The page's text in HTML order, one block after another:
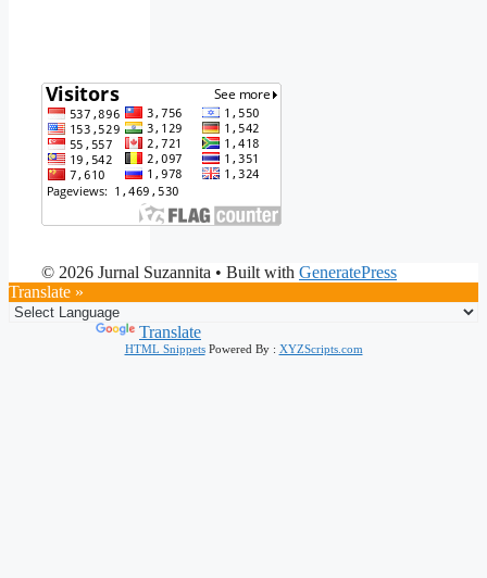
© 2026 Jurnal Suzannita • Built with GeneratePress
Translate »
Translate
HTML SnippetsPowered By : XYZScripts.com